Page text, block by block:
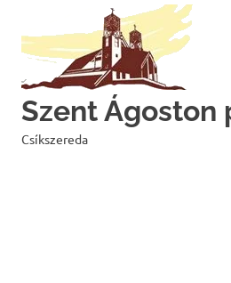
content
Szent Ágoston
Csíkszereda